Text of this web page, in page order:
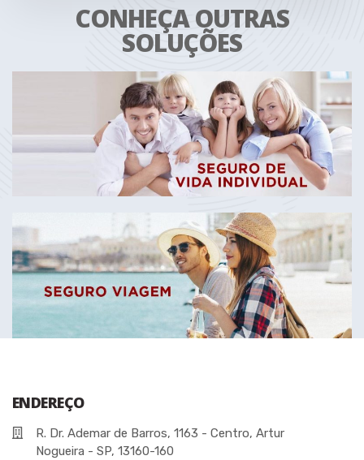
CONHEÇA OUTRAS
SOLUÇÕES
ENDEREÇO
R. Dr. Ademar de Barros, 1163 - Centro, Artur
Nogueira - SP, 13160-160